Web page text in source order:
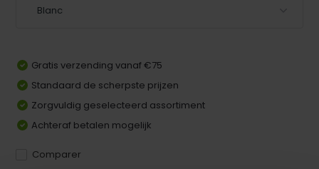
Gratis verzending vanaf €75
Standaard de scherpste prijzen
Zorgvuldig geselecteerd assortiment
Achteraf betalen mogelijk
Comparer